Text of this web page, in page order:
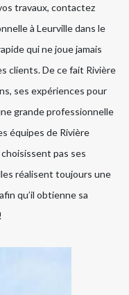
travaux, contactez
à Leurville dans le
qui ne joue jamais
clients. De ce fait Rivière
ses expériences pour
grande professionnelle
équipes de Rivière
pas ses
réalisent toujours une
qu’il obtienne sa